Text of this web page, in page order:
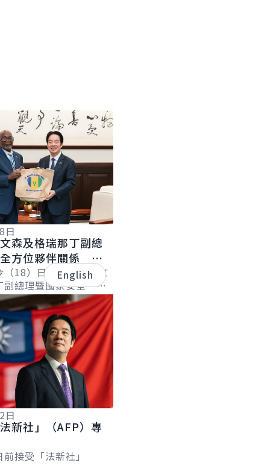
日
森及格瑞那丁副總
方位夥伴關係 持
（18）日下午接見聖文
總理暨國家安全、災
部長李考克（St. Claire
乙行時表...
日
新社」（AFP）專
接受「法新社」
English